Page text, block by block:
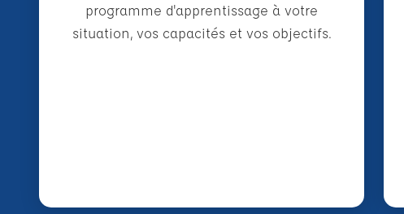
programme d'apprentissage à votre
situation, vos capacités et vos objectifs.